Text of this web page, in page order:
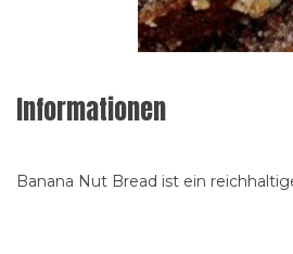
Informationen
Banana Nut Bread ist ein